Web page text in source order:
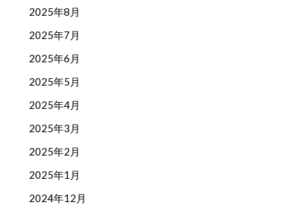
2025年8月
2025年7月
2025年6月
2025年5月
2025年4月
2025年3月
2025年2月
2025年1月
2024年12月